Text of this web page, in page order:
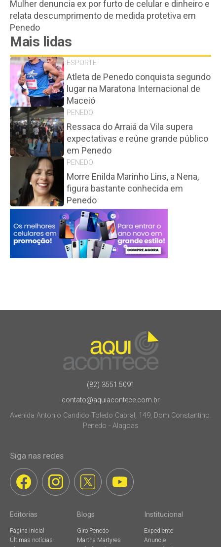
Mulher denuncia ex por furto de celular e dinheiro e
relata descumprimento de medida protetiva em
Penedo
Mais lidas
ESPORTE
Atleta de Penedo conquista segundo
lugar na Maratona Internacional de
Maceió
PENEDO
Ressaca do Arraiá da Vila supera
expectativas e reúne grande público
em Penedo
PENEDO
Morre Enilda Marinho Lins, a Nena,
figura bastante conhecida em
Penedo
(82) 3551.5091
contato@aquiacontece.com.br
Avenida Antonio Candido Toledo Cabral, 149, Dom Constantino.
Penedo - Alagoas
Siga nas redes
Editorias
Página inicial
Últimas notícias
Blogs
Giro Penedo
Martha Martyres
Institucional
Expediente
Anuncie